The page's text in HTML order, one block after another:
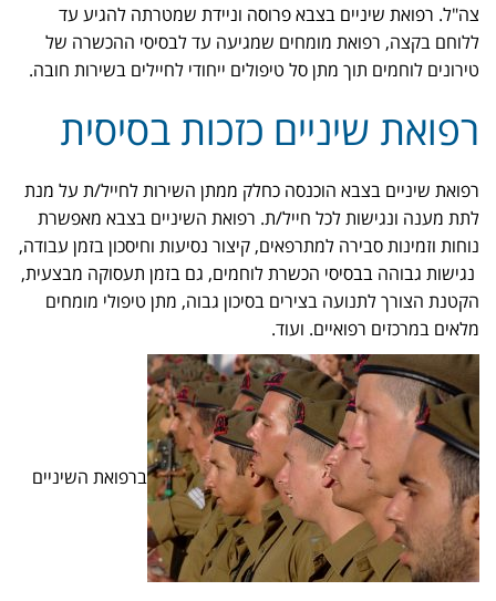
צה"ל. רפואת שיניים בצבא פרוסה וניידת שמטרתה להגיע עד
ללוחם בקצה, רפואת מומחים שמגיעה עד לבסיסי ההכשרה של
טירונים לוחמים תוך מתן סל טיפולים ייחודי לחיילים בשירות חובה.
רפואת שיניים כזכות בסיסית
רפואת שיניים בצבא הוכנסה כחלק ממתן השירות לחייל/ת על מנת
לתת מענה ונגישות לכל חייל/ת. רפואת השיניים בצבא מאפשרת
נוחות וזמינות סבירה למתרפאים, קיצור נסיעות וחיסכון בזמן עבודה,
נגישות גבוהה בבסיסי הכשרת לוחמים, גם בזמן תעסוקה מבצעית,
הקטנת הצורך לתנועה בצירים בסיכון גבוה, מתן טיפולי מומחים
מלאים במרכזים רפואיים. ועוד.
ברפואת השיניים